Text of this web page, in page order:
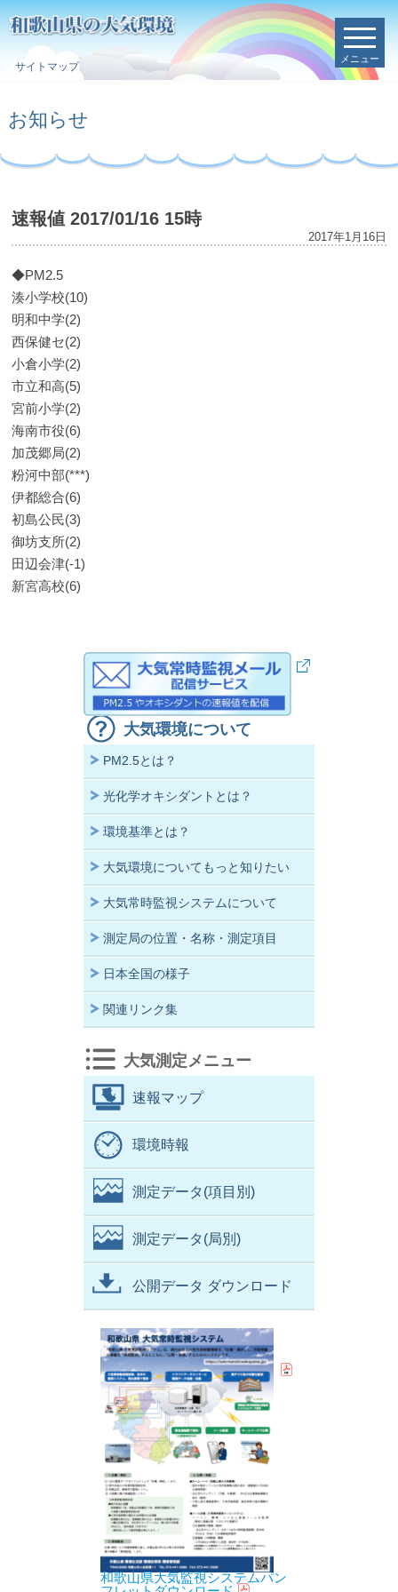
サイトマップ
メニュー
お知らせ
速報値 2017/01/16 15時
2017年1月16日
◆PM2.5
湊小学校(10)
明和中学(2)
西保健セ(2)
小倉小学(2)
市立和高(5)
宮前小学(2)
海南市役(6)
加茂郷局(2)
粉河中部(***)
伊都総合(6)
初島公民(3)
御坊支所(2)
田辺会津(-1)
新宮高校(6)
大気環境について
PM2.5とは？
光化学オキシダントとは？
環境基準とは？
大気環境についてもっと知りたい
大気常時監視システムについて
測定局の位置・名称・測定項目
日本全国の様子
関連リンク集
大気測定メニュー
速報マップ
環境時報
測定データ(項目別)
測定データ(局別)
公開データ ダウンロード
和歌山県大気監視システムパン